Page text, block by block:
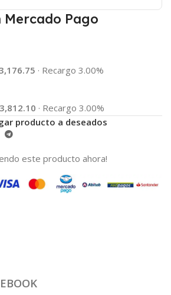
Mercado Pago
· Recargo 3.00%
· Recargo 3.00%
producto a deseados
este producto ahora!